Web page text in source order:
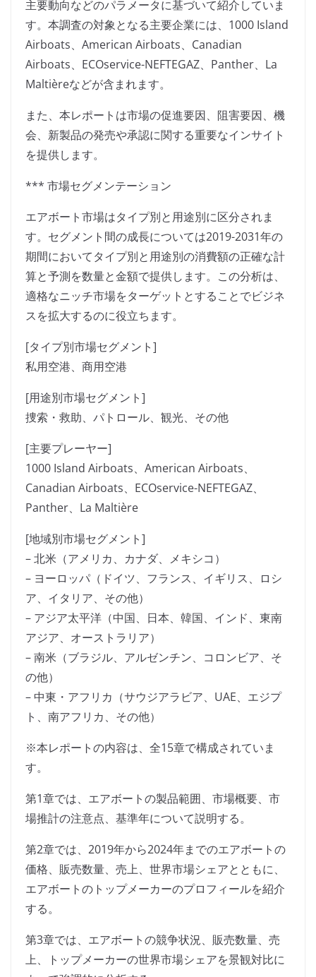
主要動向などのパラメータに基づいて紹介していま
す。本調査の対象となる主要企業には、1000 Island
Airboats、American Airboats、Canadian
Airboats、ECOservice-NEFTEGAZ、Panther、La
Maltièreなどが含まれます。
また、本レポートは市場の促進要因、阻害要因、機
会、新製品の発売や承認に関する重要なインサイト
を提供します。
*** 市場セグメンテーション
エアボート市場はタイプ別と用途別に区分されま
す。セグメント間の成長については2019-2031年の
期間においてタイプ別と用途別の消費額の正確な計
算と予測を数量と金額で提供します。この分析は、
適格なニッチ市場をターゲットとすることでビジネ
スを拡大するのに役立ちます。
[タイプ別市場セグメント]
私用空港、商用空港
[用途別市場セグメント]
捜索・救助、パトロール、観光、その他
[主要プレーヤー]
1000 Island Airboats、American Airboats、
Canadian Airboats、ECOservice-NEFTEGAZ、
Panther、La Maltière
[地域別市場セグメント]
– 北米（アメリカ、カナダ、メキシコ）
– ヨーロッパ（ドイツ、フランス、イギリス、ロシ
ア、イタリア、その他）
– アジア太平洋（中国、日本、韓国、インド、東南
アジア、オーストラリア）
– 南米（ブラジル、アルゼンチン、コロンビア、そ
の他）
– 中東・アフリカ（サウジアラビア、UAE、エジプ
ト、南アフリカ、その他）
※本レポートの内容は、全15章で構成されていま
す。
第1章では、エアボートの製品範囲、市場概要、市
場推計の注意点、基準年について説明する。
第2章では、2019年から2024年までのエアボートの
価格、販売数量、売上、世界市場シェアとともに、
エアボートのトップメーカーのプロフィールを紹介
する。
第3章では、エアボートの競争状況、販売数量、売
上、トップメーカーの世界市場シェアを景観対比に